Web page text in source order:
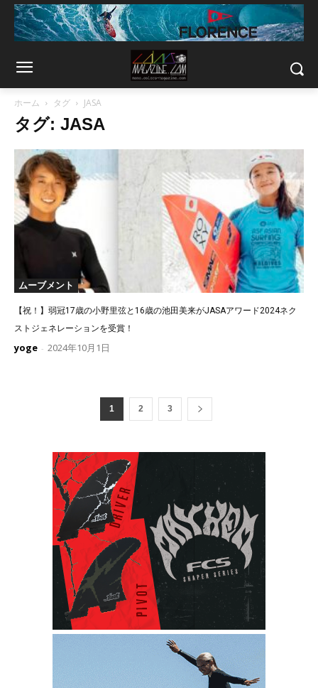
ホーム タグ JASA
タグ: JASA
ムーブメント
【祝！】弱冠17歳の小野里弦と16歳の池田美来がJASAアワード2024ネク
ストジェネレーションを受賞！
yoge - 2024年10月1日
1 2 3